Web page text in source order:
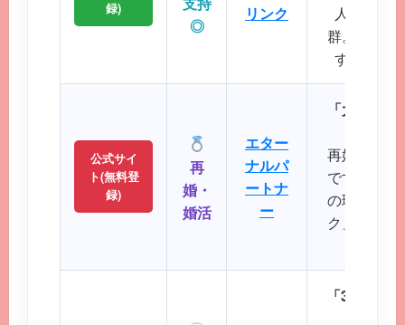
録)
◎
リンク
人サポー
群。初めて
すい操作
公式サイ
ト(無料登
録)
再
婚・
婚活
エター
ナルパ
ートナ
ー
「大人の
再婚や婚活
です。バ
の理解を示
ク」など
「30代後